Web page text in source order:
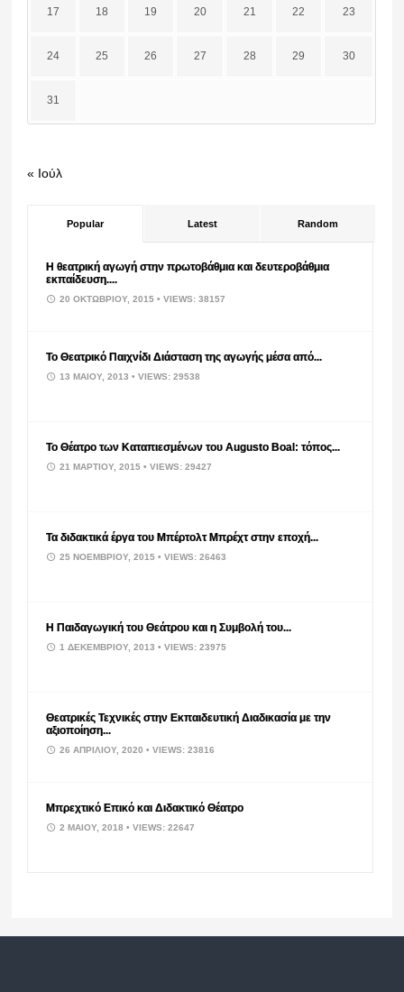
17 18 19 20 21 22 23
24 25 26 27 28 29 30
31
« Ιούλ
Popular Latest Random
Η θεατρική αγωγή στην πρωτοβάθμια και δευτεροβάθμια
εκπαίδευση....
20 ΟΚΤΩΒΡΊΟΥ, 2015• VIEWS: 38157
Το Θεατρικό Παιχνίδι Διάσταση της αγωγής μέσα από...
13 ΜΑΪ́ΟΥ, 2013• VIEWS: 29538
Το Θέατρο των Καταπιεσμένων του Augusto Boal: τόπος...
21 ΜΑΡΤΊΟΥ, 2015• VIEWS: 29427
Τα διδακτικά έργα του Μπέρτολτ Μπρέχτ στην εποχή...
25 ΝΟΕΜΒΡΊΟΥ, 2015• VIEWS: 26463
Η Παιδαγωγική του Θεάτρου και η Συμβολή του...
1 ΔΕΚΕΜΒΡΊΟΥ, 2013• VIEWS: 23975
Θεατρικές Τεχνικές στην Εκπαιδευτική Διαδικασία με την
αξιοποίηση...
26 ΑΠΡΙΛΊΟΥ, 2020• VIEWS: 23816
Μπρεχτικό Επικό και Διδακτικό Θέατρο
2 ΜΑΪ́ΟΥ, 2018• VIEWS: 22647